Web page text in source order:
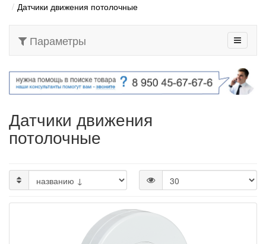
Датчики движения потолочные
Параметры
Датчики движения
потолочные